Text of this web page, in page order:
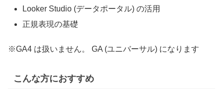
Looker Studio (データポータル) の活用
正規表現の基礎
※GA4 は扱いません。 GA (ユニバーサル) になります
こんな方におすすめ